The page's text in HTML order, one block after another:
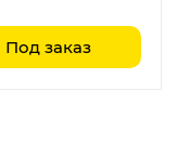
Под заказ